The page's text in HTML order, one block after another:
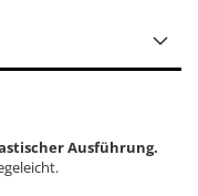
Ausführung.